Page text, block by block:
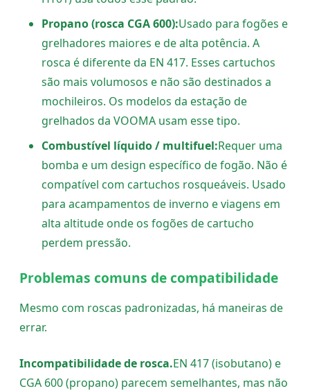
Propano (rosca CGA 600):Usado para fogões e
grelhadores maiores e de alta potência. A
rosca é diferente da EN 417. Esses cartuchos
são mais volumosos e não são destinados a
mochileiros. Os modelos da estação de
grelhados da VOOMA usam esse tipo.
Combustível líquido / multifuel:Requer uma
bomba e um design específico de fogão. Não é
compatível com cartuchos rosqueáveis. Usado
para acampamentos de inverno e viagens em
alta altitude onde os fogões de cartucho
perdem pressão.
Problemas comuns de compatibilidade
Mesmo com roscas padronizadas, há maneiras de
errar.
Incompatibilidade de rosca.EN 417 (isobutano) e
CGA 600 (propano) parecem semelhantes, mas não